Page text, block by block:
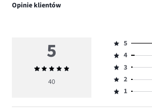
Opinie klientów
5
Średnia
ocena
40
Ocena
5,
ilość
głosów
34.
5
Ocena
4,
ilość
głosów
4
Ocena
3,
ilość
3
Ocena
2,
2
Ocena
1,
1